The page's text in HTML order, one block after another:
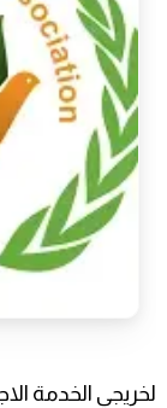
لخريجي الخدمة